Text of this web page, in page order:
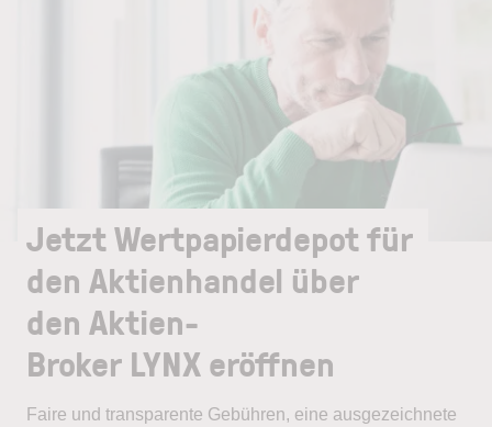
Jetzt Wertpapierdepot für
den Aktienhandel über
den Aktien-
Broker LYNX eröffnen
Faire und transparente Gebühren, eine ausgezeichnete